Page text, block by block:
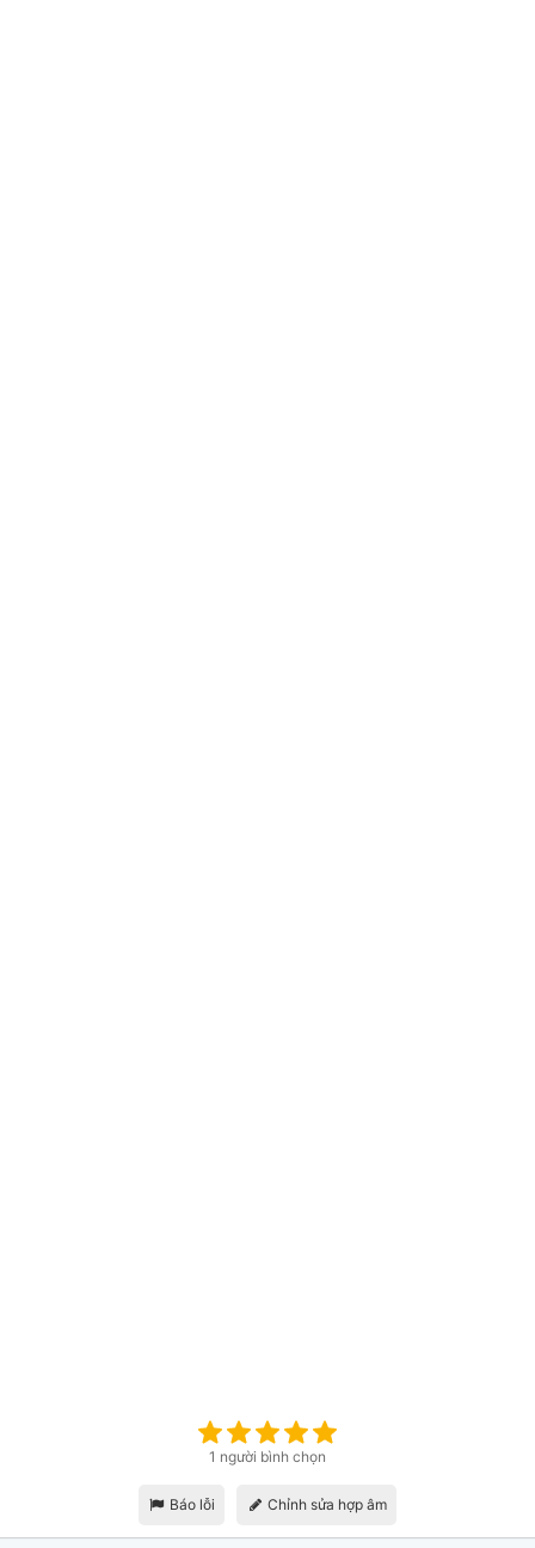
1 người bình chọn
Báo lỗi Chỉnh sửa hợp âm